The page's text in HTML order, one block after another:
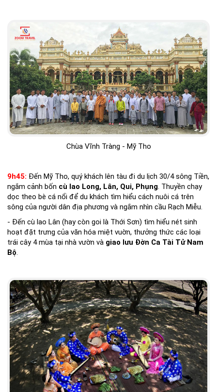
Chùa Vĩnh Tràng - Mỹ Tho
9h45: Đến Mỹ Tho, quý khách lên tàu đi du lịch 30/4 sông Tiền,
ngắm cảnh bốn cù lao Long, Lân, Qui, Phụng. Thuyền chạy
dọc theo bè cá nổi để du khách tìm hiểu cách nuôi cá trên
sông của người dân địa phương và ngắm nhìn cầu Rạch Miễu.
- Đến cù lao Lân (hay còn goi là Thới Sơn) tìm hiểu nét sinh
hoạt đặt trưng của văn hóa miệt vuờn, thưởng thức các loại
trái cây 4 mùa tại nhà vườn và giao lưu Đờn Ca Tài Tử Nam
Bộ.